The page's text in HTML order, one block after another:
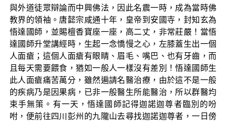
與外道徒眾辯論而中興佛法，因此名震一時，成為當時佛
教界的領袖。唐懿宗咸通十年，皇帝到安國寺，封知玄為
悟達國師，並賜檀香寶座一座，高二丈，非常莊嚴！當悟
達國師升堂講經時，生起一念憍慢之心，左膝蓋生出一個
人面瘡；這個人面瘡有眼睛、眉毛、嘴巴、也有牙齒，而
且每天需要餵食，猶如一般人一樣沒有差別！悟達國師生
此人面瘡痛苦萬分，雖然遍請名醫治療，由於這不是一般
的疾病乃是因果病，已非一般醫生所能醫治，所以群醫均
束手無策。有一天，悟達國師記得迦諾迦尊者臨別的吩
咐，便前往四川彭州的九隴山去尋找迦諾迦尊者，一日傍